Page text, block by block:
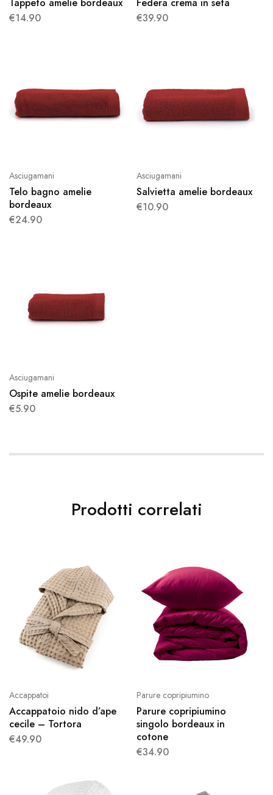
€14.90
€39.90
Asciugamani
Telo bagno amelie
bordeaux
€24.90
Asciugamani
Salvietta amelie bordeaux
€10.90
Asciugamani
Ospite amelie bordeaux
€5.90
Prodotti correlati
Accappatoi
Accappatoio nido d’ape
cecile – Tortora
€49.90
Parure copripiumino
Parure copripiumino
singolo bordeaux in
cotone
€34.90